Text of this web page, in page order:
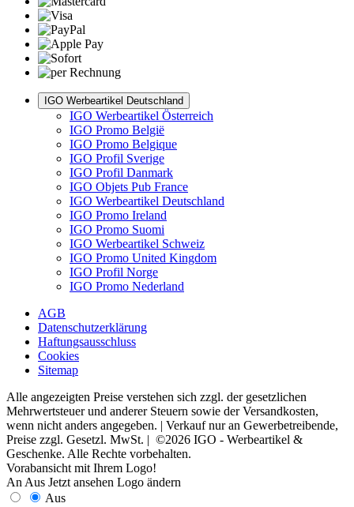
IGO Werbeartikel Deutschland
IGO Werbeartikel Österreich
IGO Promo België
IGO Promo Belgique
IGO Profil Sverige
IGO Profil Danmark
IGO Objets Pub France
IGO Werbeartikel Deutschland
IGO Promo Ireland
IGO Promo Suomi
IGO Werbeartikel Schweiz
IGO Promo United Kingdom
IGO Profil Norge
IGO Promo Nederland
AGB
Datenschutzerklärung
Haftungsausschluss
Cookies
Sitemap
Alle angezeigten Preise verstehen sich zzgl. der gesetzlichen
Mehrwertsteuer und anderer Steuern sowie der Versandkosten,
wenn nicht anders angegeben. | Verkauf nur an Gewerbetreibende,
Preise zzgl. Gesetzl. MwSt. | ©2026 IGO - Werbeartikel &
Geschenke. Alle Rechte vorbehalten.
Vorabansicht mit Ihrem Logo!
An Aus Jetzt ansehen Logo ändern
Aus